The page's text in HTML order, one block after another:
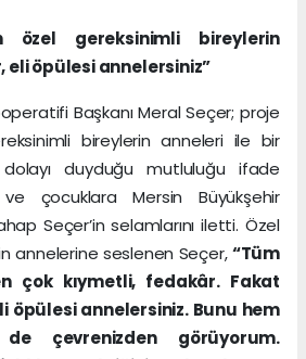
özel gereksinimli bireylerin
eli öpülesi annelersiniz”
Başkanı Meral Seçer; proje
bireylerin anneleri ile bir
duyduğu mutluluğu ifade
çocuklara Mersin Büyükşehir
Seçer’in selamlarını iletti. Özel
annelerine seslenen Seçer,“Tüm
çok kıymetli, fedakâr. Fakat
öpülesi annelersiniz. Bunu hem
çevrenizden görüyorum.